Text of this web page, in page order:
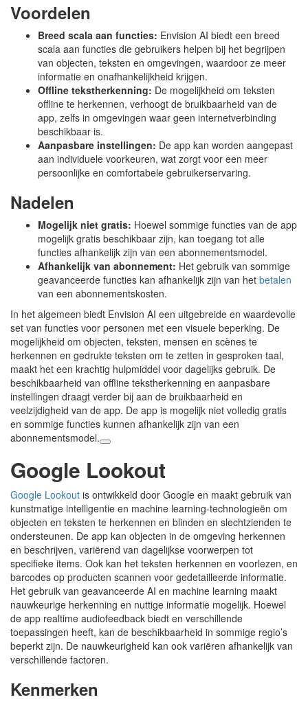
Voordelen
Breed scala aan functies: Envision AI biedt een breed
scala aan functies die gebruikers helpen bij het begrijpen
van objecten, teksten en omgevingen, waardoor ze meer
informatie en onafhankelijkheid krijgen.
Offline tekstherkenning: De mogelijkheid om teksten
offline te herkennen, verhoogt de bruikbaarheid van de
app, zelfs in omgevingen waar geen internetverbinding
beschikbaar is.
Aanpasbare instellingen: De app kan worden aangepast
aan individuele voorkeuren, wat zorgt voor een meer
persoonlijke en comfortabele gebruikerservaring.
Nadelen
Mogelijk niet gratis: Hoewel sommige functies van de app
mogelijk gratis beschikbaar zijn, kan toegang tot alle
functies afhankelijk zijn van een abonnementsmodel.
Afhankelijk van abonnement: Het gebruik van sommige
geavanceerde functies kan afhankelijk zijn van het betalen
van een abonnementskosten.
In het algemeen biedt Envision AI een uitgebreide en waardevolle
set van functies voor personen met een visuele beperking. De
mogelijkheid om objecten, teksten, mensen en scènes te
herkennen en gedrukte teksten om te zetten in gesproken taal,
maakt het een krachtig hulpmiddel voor dagelijks gebruik. De
beschikbaarheid van offline tekstherkenning en aanpasbare
instellingen draagt verder bij aan de bruikbaarheid en
veelzijdigheid van de app. De app is mogelijk niet volledig gratis
en sommige functies kunnen afhankelijk zijn van een
abonnementsmodel.
Google Lookout
Google Lookout is ontwikkeld door Google en maakt gebruik van
kunstmatige intelligentie en machine learning-technologieën om
objecten en teksten te herkennen en blinden en slechtzienden te
ondersteunen. De app kan objecten in de omgeving herkennen
en beschrijven, variërend van dagelijkse voorwerpen tot
specifieke items. Ook kan het teksten herkennen en voorlezen, en
barcodes op producten scannen voor gedetailleerde informatie.
Het gebruik van geavanceerde AI en machine learning maakt
nauwkeurige herkenning en nuttige informatie mogelijk. Hoewel
de app realtime audiofeedback biedt en verschillende
toepassingen heeft, kan de beschikbaarheid in sommige regio’s
beperkt zijn. De nauwkeurigheid kan ook variëren afhankelijk van
verschillende factoren.
Kenmerken